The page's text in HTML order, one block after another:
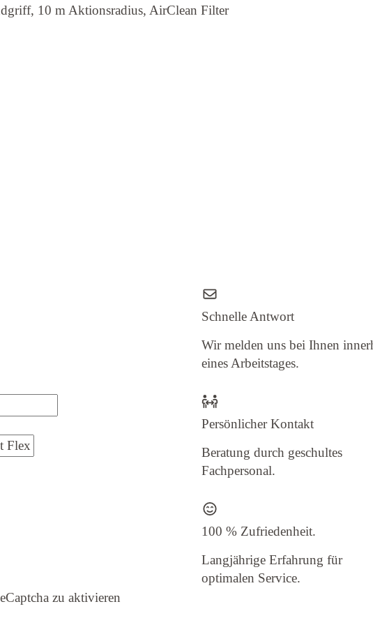
10 m Aktionsradius, AirClean Filter
zu aktivieren
Schnelle Antwort
Wir melden uns bei Ihnen
eines Arbeitstages.
Persönlicher Kontakt
Beratung durch geschultes
Fachpersonal.
100 % Zufriedenheit.
Langjährige Erfahrung für
optimalen Service.